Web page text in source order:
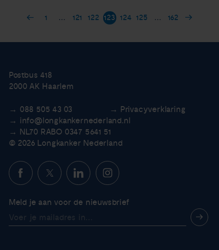
1 … 121 122 123 124 125 … 162
Postbus 418
2000 AK Haarlem
088 505 43 03
Privacyverklaring
info@longkankernederland.nl
NL70 RABO 0347 5641 51
© 2026 Longkanker Nederland
Meld je aan voor de nieuwsbrief